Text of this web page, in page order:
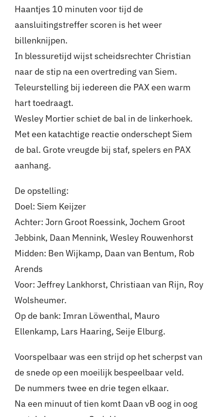
Haantjes 10 minuten voor tijd de
aansluitingstreffer scoren is het weer
billenknijpen.
In blessuretijd wijst scheidsrechter Christian
naar de stip na een overtreding van Siem.
Teleurstelling bij iedereen die PAX een warm
hart toedraagt.
Wesley Mortier schiet de bal in de linkerhoek.
Met een katachtige reactie onderschept Siem
de bal. Grote vreugde bij staf, spelers en PAX
aanhang.
De opstelling:
Doel: Siem Keijzer
Achter: Jorn Groot Roessink, Jochem Groot
Jebbink, Daan Mennink, Wesley Rouwenhorst
Midden: Ben Wijkamp, Daan van Bentum, Rob
Arends
Voor: Jeffrey Lankhorst, Christiaan van Rijn, Roy
Wolsheumer.
Op de bank: Imran Löwenthal, Mauro
Ellenkamp, Lars Haaring, Seije Elburg.
Voorspelbaar was een strijd op het scherpst van
de snede op een moeilijk bespeelbaar veld.
De nummers twee en drie tegen elkaar.
Na een minuut of tien komt Daan vB oog in oog